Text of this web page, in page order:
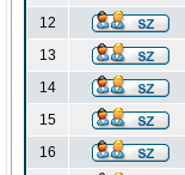
12
13
14
15
16